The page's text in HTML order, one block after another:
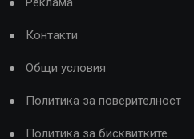
Контакти
Общи условия
Политика за поверителност
Политика за бисквитките